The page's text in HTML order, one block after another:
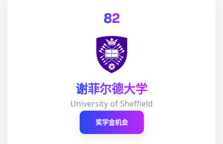
82
谢菲尔德大学
University of Sheffield
奖学金机会